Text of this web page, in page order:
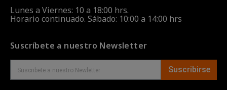
Lunes a Viernes: 10 a 18:00 hrs.
Horario continuado. Sábado: 10:00 a 14:00 hrs
Suscríbete a nuestro Newsletter
Suscribirse